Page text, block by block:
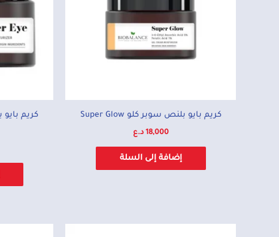
كريم بايو بلنص سوبر كلو Super Glow
18,000 د.ع
إضافة إلى السلة